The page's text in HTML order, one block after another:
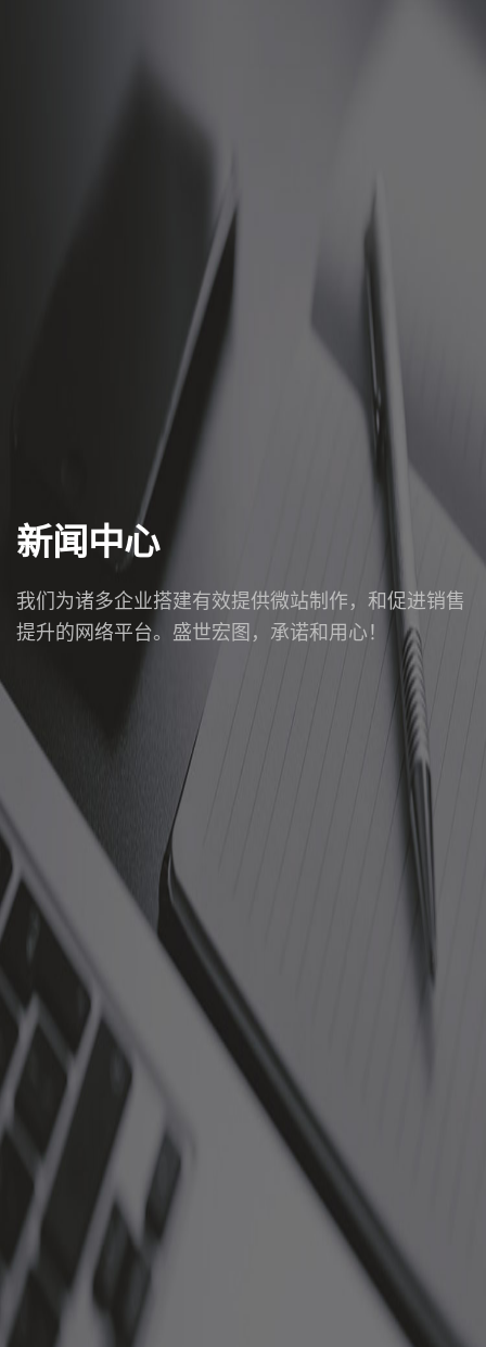
新闻中心
我们为诸多企业搭建有效提供微站制作，和促进销售
提升的网络平台。盛世宏图，承诺和用心！